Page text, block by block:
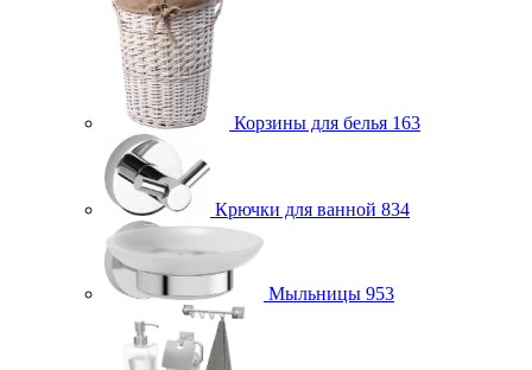
Корзины для белья 163
Крючки для ванной 834
Мыльницы 953